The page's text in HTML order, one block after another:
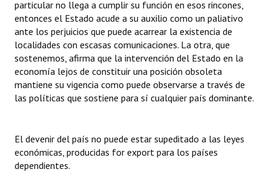
Premio al Mérito - Registro
Audiencias Públicas - Registro
Mujeres que Dejaron Huellas - Registro
Periodistas Decanos - Registro
Banca del Vecino - Registro
Huéspedes de Honor - Registro
particular no llega a cumplir su función en esos rincones,
entonces el Estado acude a su auxilio como un paliativo
ante los perjuicios que puede acarrear la existencia de
localidades con escasas comunicaciones. La otra, que
sostenemos, afirma que la intervención del Estado en la
economía lejos de constituir una posición obsoleta
mantiene su vigencia como puede observarse a través de
las políticas que sostiene para sí cualquier país dominante.
El devenir del país no puede estar supeditado a las leyes
económicas, producidas for export para los países
dependientes.